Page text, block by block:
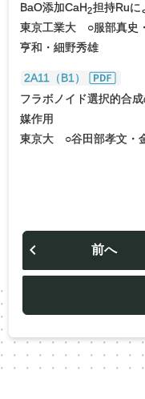
BaO添加CaH2担持Ruに
東京工業大 ○服部真史
亨和・細野秀雄
2A11（B1）
フラボノイド選択的合
媒作用
東京大 ○谷田部孝文・
前へ